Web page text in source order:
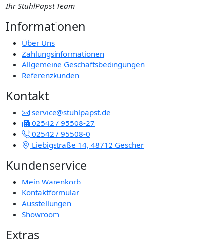
Ihr StuhlPapst Team
Informationen
Über Uns
Zahlungsinformationen
Allgemeine Geschäftsbedingungen
Referenzkunden
Kontakt
service@stuhlpapst.de
02542 / 95508-27
02542 / 95508-0
Liebigstraße 14, 48712 Gescher
Kundenservice
Mein Warenkorb
Kontaktformular
Ausstellungen
Showroom
Extras